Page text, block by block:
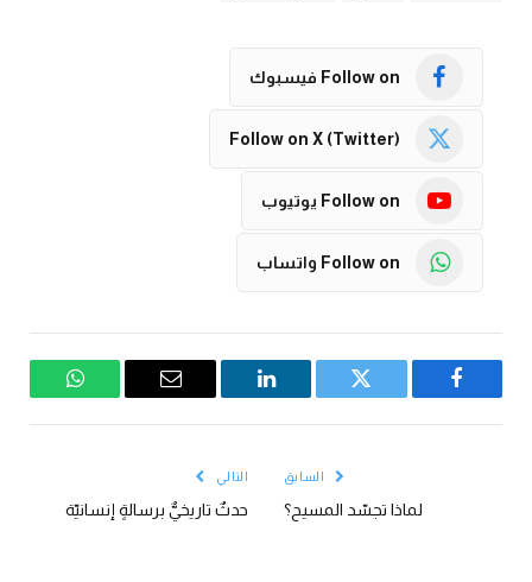
Follow on فيسبوك
Follow on X (Twitter)
Follow on يوتيوب
Follow on واتساب
فيسبوك تويتر لينكدإن
البريد
واتساب
السابق
لماذا تجسّد المسيح؟
التالي
حدثٌ تاريخيٌّ برسالةٍ إنسانيّة